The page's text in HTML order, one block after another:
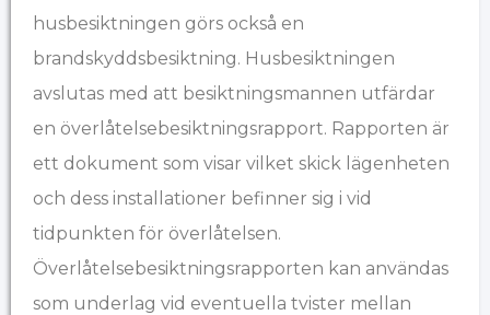
husbesiktningen görs också en
brandskyddsbesiktning. Husbesiktningen
avslutas med att besiktningsmannen utfärdar
en överlåtelsebesiktningsrapport. Rapporten är
ett dokument som visar vilket skick lägenheten
och dess installationer befinner sig i vid
tidpunkten för överlåtelsen.
Överlåtelsebesiktningsrapporten kan användas
som underlag vid eventuella tvister mellan